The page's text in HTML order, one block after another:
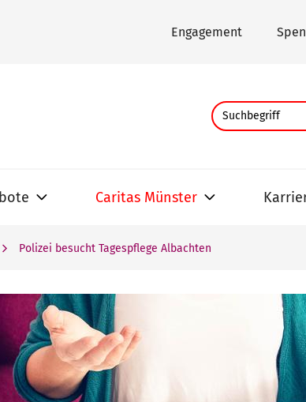
Engagement
Caritas Münster
Polizei besucht Tagespflege Albachten